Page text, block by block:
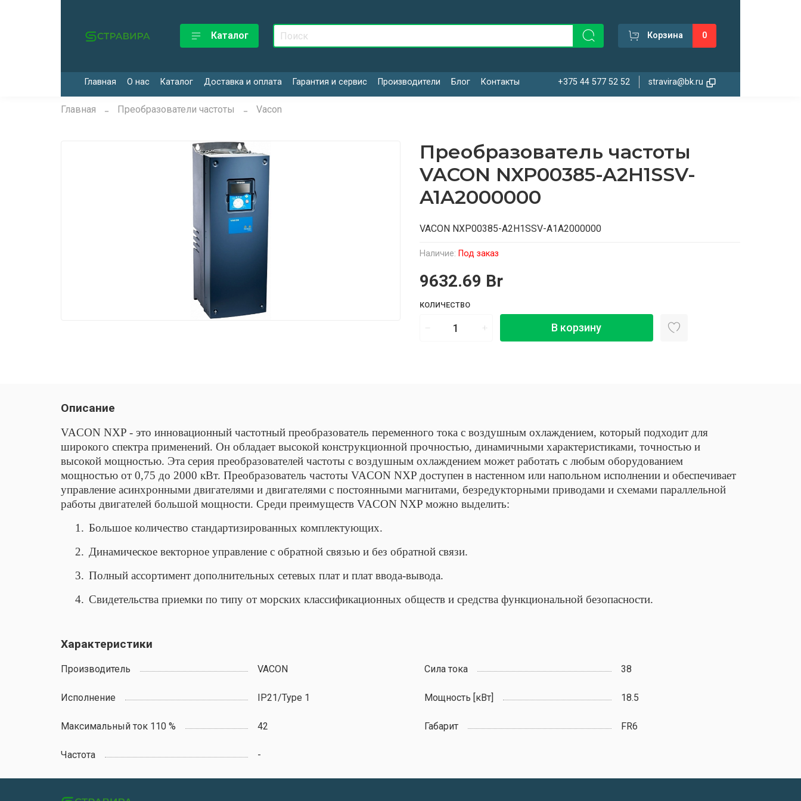
Каталог Корзина 0
Главная О нас Каталог Доставка и оплата Гарантия и сервис Производители Блог Контакты +375 44 577 52 52 stravira@bk.ru
Главная Преобразователи частоты Vacon
Наличие: Под заказ
Преобразователь частоты
VACON NXP00385-A2H1SSV-
A1A2000000
9632.69 Br
КОЛИЧЕСТВО
В корзину
VACON NXP00385-A2H1SSV-A1A2000000
Описание
VACON NXP - это инновационный частотный преобразователь переменного тока с воздушным охлаждением, который подходит для
широкого спектра применений. Он обладает высокой конструкционной прочностью, динамичными характеристиками, точностью и
высокой мощностью. Эта серия преобразователей частоты с воздушным охлаждением может работать с любым оборудованием
мощностью от 0,75 до 2000 кВт. Преобразователь частоты VACON NXP доступен в настенном или напольном исполнении и обеспечивает
управление асинхронными двигателями и двигателями с постоянными магнитами, безредукторными приводами и схемами параллельной
работы двигателей большой мощности. Среди преимуществ VACON NXP можно выделить:
1. Большое количество стандартизированных комплектующих.
2. Динамическое векторное управление с обратной связью и без обратной связи.
3. Полный ассортимент дополнительных сетевых плат и плат ввода-вывода.
4. Свидетельства приемки по типу от морских классификационных обществ и средства функциональной безопасности.
Характеристики
Производитель VACON Сила тока 38
Исполнение IP21/Type 1 Мощность [кВт] 18.5
Максимальный ток 110 % 42 Габарит FR6
Частота -